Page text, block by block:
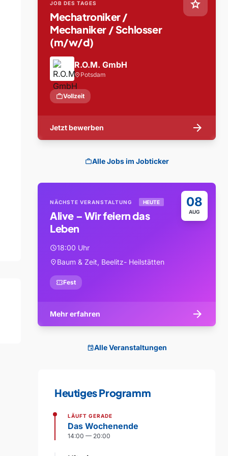
star
JOB DES TAGES
Mechatroniker /
Mechaniker / Schlosser
(m/w/d)
R.O.M. GmbH
location_on Potsdam
workVollzeit
Jetzt bewerben arrow_forward
workAlle Jobs im Jobticker
08
AUG
NÄCHSTE VERANSTALTUNG HEUTE
Alive – Wir feiern das
Leben
schedule18:00 Uhr
location_onBaum & Zeit, Beelitz- Heilstätten
confirmation_numberFest
Mehr erfahren arrow_forward
eventAlle Veranstaltungen
Heutiges Programm
LÄUFT GERADE
Das Wochenende
14:00 — 20:00